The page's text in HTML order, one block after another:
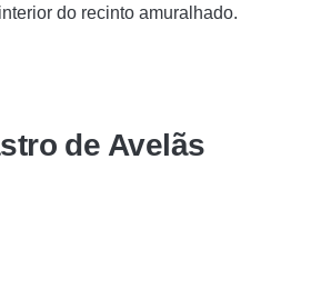
do recinto amuralhado.
de Avelãs